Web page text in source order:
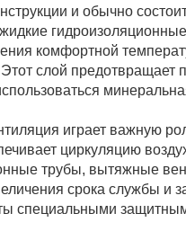
и обычно
комфортной
слой предотвращает
играет важную
циркуляцию
трубы, вытяжные
срока службы и
специальными